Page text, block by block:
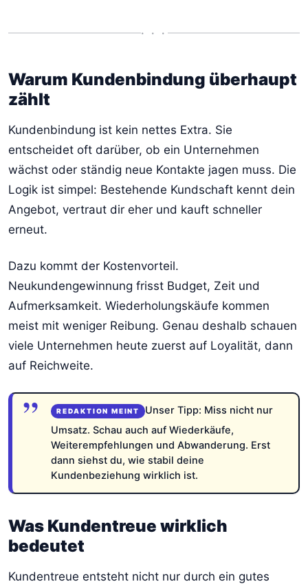
• • •
Warum Kundenbindung überhaupt
zählt
Kundenbindung ist kein nettes Extra. Sie
entscheidet oft darüber, ob ein Unternehmen
wächst oder ständig neue Kontakte jagen muss. Die
Logik ist simpel: Bestehende Kundschaft kennt dein
Angebot, vertraut dir eher und kauft schneller
erneut.
Dazu kommt der Kostenvorteil.
Neukundengewinnung frisst Budget, Zeit und
Aufmerksamkeit. Wiederholungskäufe kommen
meist mit weniger Reibung. Genau deshalb schauen
viele Unternehmen heute zuerst auf Loyalität, dann
auf Reichweite.
Unser Tipp: Miss nicht nur
Umsatz. Schau auch auf Wiederkäufe,
Weiterempfehlungen und Abwanderung. Erst
dann siehst du, wie stabil deine
Kundenbeziehung wirklich ist.
Was Kundentreue wirklich
bedeutet
Kundentreue entsteht nicht nur durch ein gutes